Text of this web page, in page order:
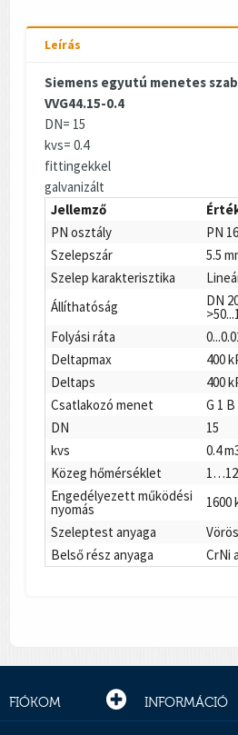
Leírás
Siemens egyutú menetes
VVG44.15-0.4
DN= 15
kvs= 0.4
fittingekkel
galvanizált
Jellemző
PN osztály
PN 16
Szelepszár
5.5
Szelep karakterisztika
Állíthatóság
DN
Folyási ráta
Deltapmax
400
Deltaps
400
Csatlakozó menet
G 1
DN
15
kvs
0.4
Közeg hőmérséklet
Engedélyezett működési
nyomás
1600
Szeleptest anyaga
Belső rész anyaga
CrNi
FIÓKOM INFORMÁCIÓ